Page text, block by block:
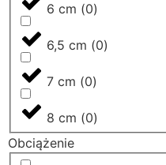
6 cm (0)
6,5 cm (0)
7 cm (0)
8 cm (0)
Obciążenie